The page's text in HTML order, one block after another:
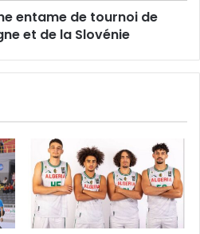
entame de tournoi de
et de la Slovénie